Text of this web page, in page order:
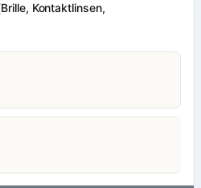
Kontaktlinsen,